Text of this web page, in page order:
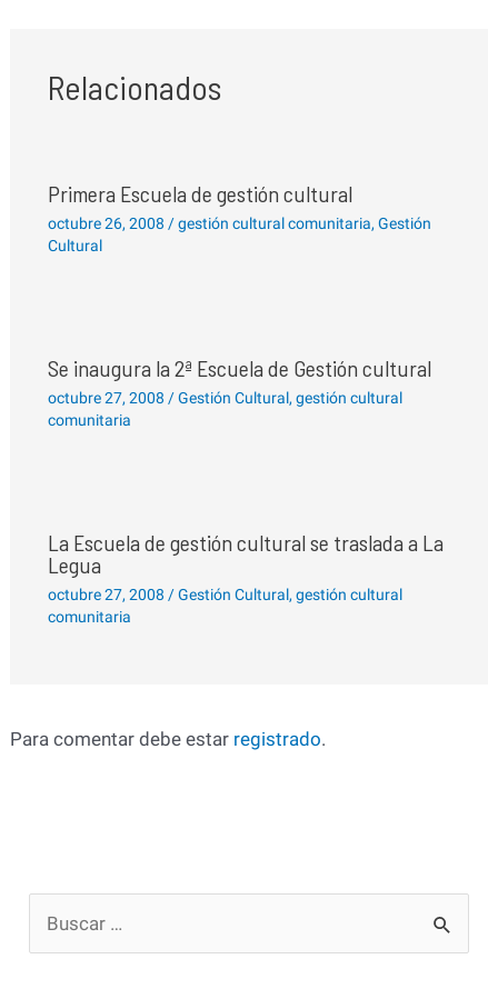
Relacionados
Primera Escuela de gestión cultural
octubre 26, 2008 /gestión cultural comunitaria,Gestión
Cultural
Se inaugura la 2ª Escuela de Gestión cultural
octubre 27, 2008 /Gestión Cultural,gestión cultural
comunitaria
La Escuela de gestión cultural se traslada a La
Legua
octubre 27, 2008 /Gestión Cultural,gestión cultural
comunitaria
Para comentar debe estar registrado.
u